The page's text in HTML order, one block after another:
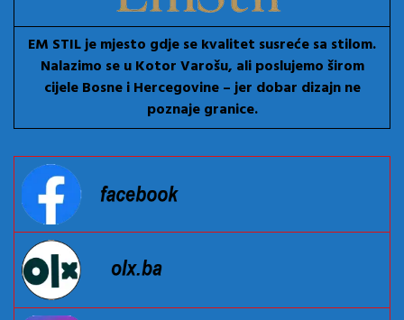
EM STIL je mjesto gdje se kvalitet susreće sa stilom.
Nalazimo se u Kotor Varošu, ali poslujemo širom
cijele Bosne i Hercegovine – jer dobar dizajn ne
poznaje granice.